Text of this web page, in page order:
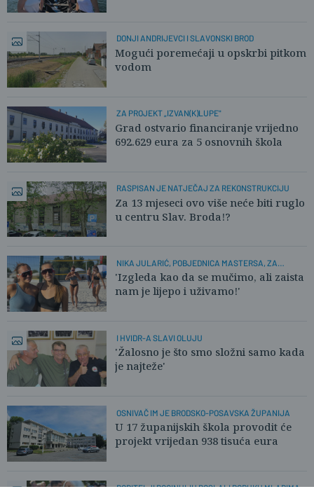
DONJI ANDRIJEVCI I SLAVONSKI BROD
Mogući poremećaji u opskrbi pitkom
vodom
ZA PROJEKT „IZVAN(K)LUPE"
Grad ostvario financiranje vrijedno
692.629 eura za 5 osnovnih škola
RASPISAN JE NATJEČAJ ZA REKONSTRUKCIJU
Za 13 mjeseci ovo više neće biti ruglo
u centru Slav. Broda!?
NIKA JULARIĆ, POBJEDNICA MASTERSA, ZA
PLUSPORTAL:
'Izgleda kao da se mučimo, ali zaista
nam je lijepo i uživamo!'
I HVIDR-A SLAVI OLUJU
'Žalosno je što smo složni samo kada
je najteže'
OSNIVAČ IM JE BRODSKO-POSAVSKA ŽUPANIJA
U 17 županijskih škola provodit će
projekt vrijedan 938 tisuća eura
RODITELJI POGINULIH POSLALI PORUKU MLADIMA